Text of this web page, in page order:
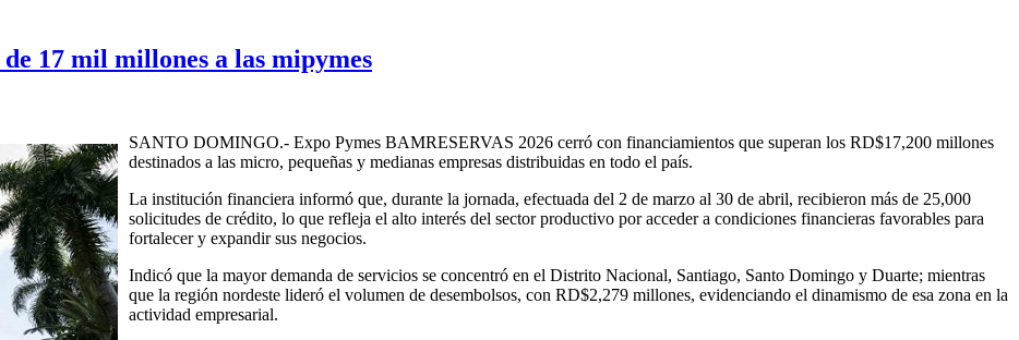
17 mil millones a las mipymes
SANTO DOMINGO.- Expo Pymes BAMRESERVAS 2026 cerró con financiamientos que superan los RD$17,200 millones
destinados a las micro, pequeñas y medianas empresas distribuidas en todo el país.
La institución financiera informó que, durante la jornada, efectuada del 2 de marzo al 30 de abril, recibieron más de 25,000
solicitudes de crédito, lo que refleja el alto interés del sector productivo por acceder a condiciones financieras favorables para
fortalecer y expandir sus negocios.
Indicó que la mayor demanda de servicios se concentró en el Distrito Nacional, Santiago, Santo Domingo y Duarte; mientras
que la región nordeste lideró el volumen de desembolsos, con RD$2,279 millones, evidenciando el dinamismo de esa zona en la
actividad empresarial.